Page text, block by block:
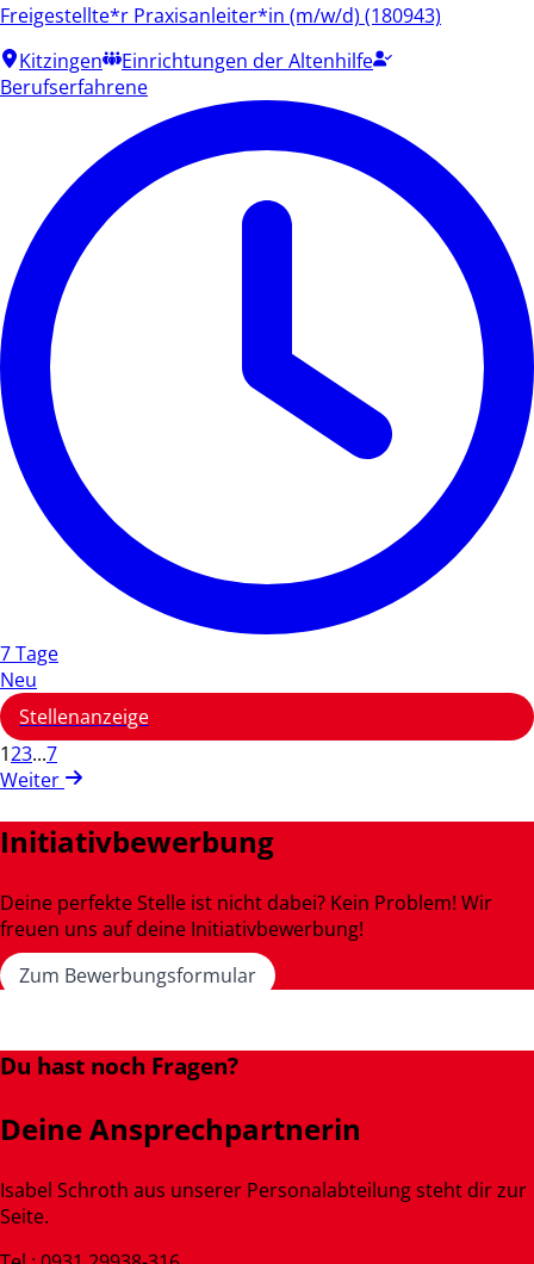
Freigestellte*r Praxisanleiter*in (m/w/d) (180943)
Kitzingen
Einrichtungen der Altenhilfe
Berufserfahrene
7 Tage
Neu
Stellenanzeige
123...7
Weiter
Initiativbewerbung
Deine perfekte Stelle ist nicht dabei? Kein Problem! Wir
freuen uns auf deine Initiativbewerbung!
Zum Bewerbungsformular
Du hast noch Fragen?
Deine Ansprechpartnerin
Isabel Schroth aus unserer Personalabteilung steht dir zur
Seite.